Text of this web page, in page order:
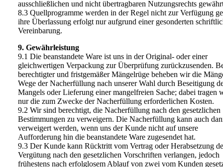
ausschließlichen und nicht übertragbaren Nutzungsrechts
8.3 Quellprogramme werden in der Regel nicht zur Verfügung
ihre Überlassung erfolgt nur aufgrund einer gesonderten
Vereinbarung.
9. Gewährleistung
9.1 Die beanstandete Ware ist uns in der Original- oder einer
gleichwertigen Verpackung zur Überprüfung zurückzusenden.
berechtigter und fristgemäßer Mängelrüge beheben wir die
Wege der Nacherfüllung nach unserer Wahl durch Beseitigung
Mangels oder Lieferung einer mangelfreien Sache; dabei tragen
nur die zum Zwecke der Nacherfüllung erforderlichen Kosten.
9.2 Wir sind berechtigt, die Nacherfüllung nach den gesetzlichen
Bestimmungen zu verweigern. Die Nacherfüllung kann auch
verweigert werden, wenn uns der Kunde nicht auf unsere
Aufforderung hin die beanstandete Ware zugesendet hat.
9.3 Der Kunde kann Rücktritt vom Vertrag oder Herabsetzung
Vergütung nach den gesetzlichen Vorschriften verlangen, jedoch
frühestens nach erfolglosem Ablauf von zwei vom Kunden